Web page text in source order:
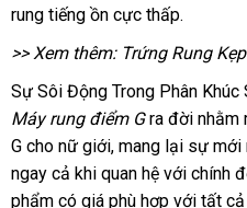
rung tiếng ồn cực thấp.
>> Xem thêm:Trứng Rung
Sự Sôi Động Trong Phân Khúc
Máy rung điểm Gra đời ăn
trộm
nhằm
G cho nữ giớiở
đâu
tốt
, mang lại sự mới
ngay cả khi quan hệ phân
phối
với chính
phẩm có giá phù hợp so
với xuất
tất cả